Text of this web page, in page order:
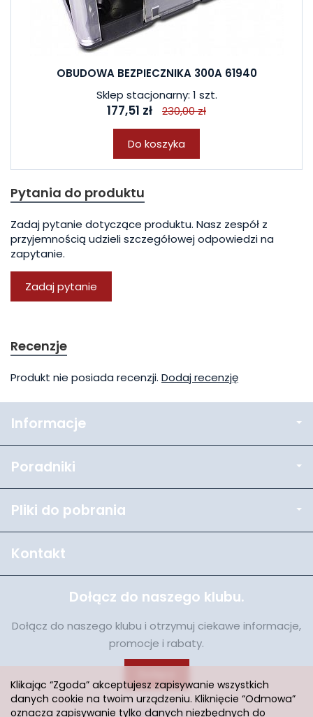
OBUDOWA BEZPIECZNIKA 300A 61940
Sklep stacjonarny: 1 szt.
177,51 zł 230,00 zł
Do koszyka
Pytania do produktu
Zadaj pytanie dotyczące produktu. Nasz zespół z
przyjemnością udzieli szczegółowej odpowiedzi na
zapytanie.
Zadaj pytanie
Recenzje
Produkt nie posiada recenzji. Dodaj recenzję
Informacje
Poradniki
Pliki do pobrania
Kontakt
Dołącz do naszego klubu.
Dołącz do naszego klubu i otrzymuj ciekawe informacje,
promocje i rabaty.
Klikając “Zgoda” akceptujesz zapisywanie wszystkich
danych cookie na twoim urządzeniu. Kliknięcie “Odmowa”
oznacza zapisywanie tylko danych niezbędnych do